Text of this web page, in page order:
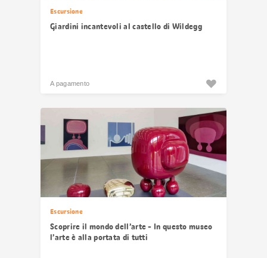
Escursione
Giardini incantevoli al castello di Wildegg
A pagamento
Escursione
Scoprire il mondo dell’arte - In questo museo
l’arte è alla portata di tutti